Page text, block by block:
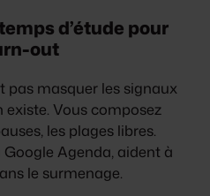
d’étude pour
out
pas masquer les signaux
Vous composez
les plages libres.
Agenda, aident à
le surmenage.